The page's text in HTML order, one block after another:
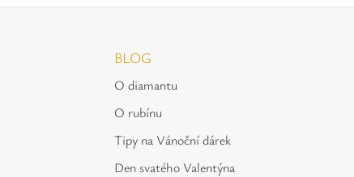
BLOG
O diamantu
O rubínu
Tipy na Vánoční dárek
Den svatého Valentýna